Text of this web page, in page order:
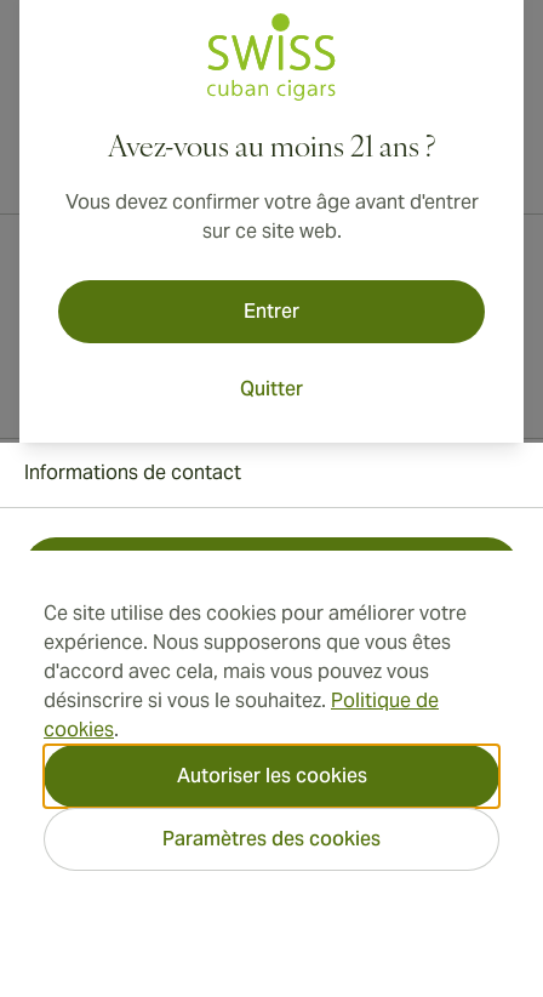
Ce site utilise des cookies pour améliorer votre
expérience. Nous supposerons que vous êtes
d'accord avec cela, mais vous pouvez vous
désinscrire si vous le souhaitez. Politique de
cookies.
Autoriser les cookies
Paramètres des cookies
Avez-vous au moins 21 ans ?
Vous devez confirmer votre âge avant d'entrer
sur ce site web.
Entrer
Quitter
Livraison internationale disponible vers le Canada, le Royaume-Uni
Adresse
Informations
Informations de contact
+41 22 518 44 43
info@swisscubancigars.com